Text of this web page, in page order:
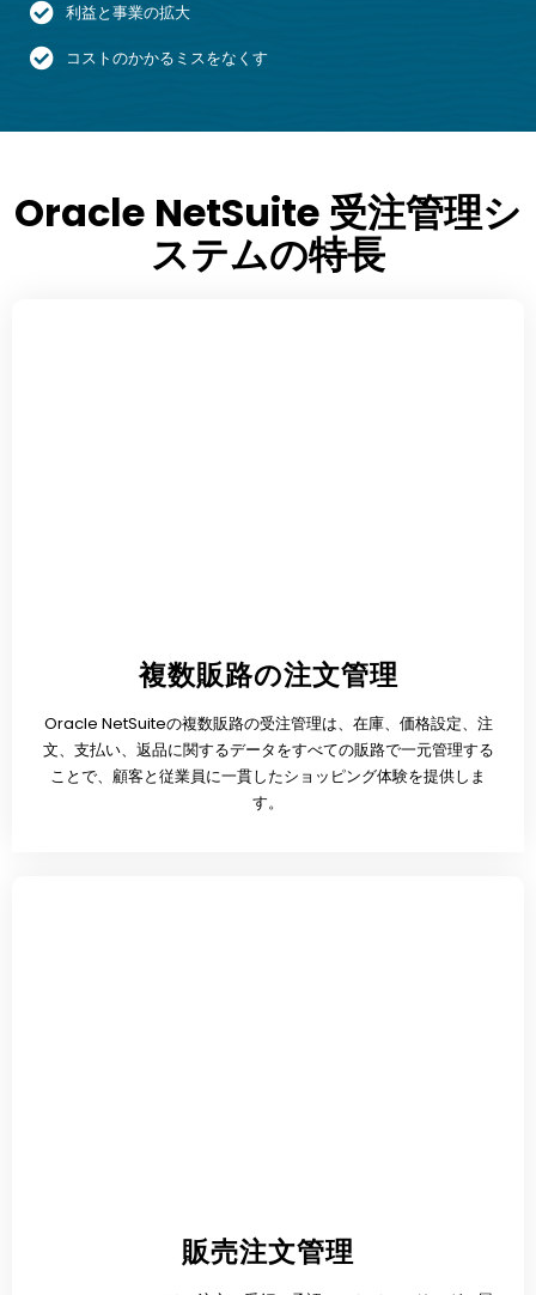
利益と事業の拡大
コストのかかるミスをなくす
Oracle NetSuite 受注管理シ
ステムの特長
複数販路の注文管理
Oracle NetSuiteの複数販路の受注管理は、在庫、価格設定、注
文、支払い、返品に関するデータをすべての販路で一元管理する
ことで、顧客と従業員に一貫したショッピング体験を提供しま
す。
販売注文管理